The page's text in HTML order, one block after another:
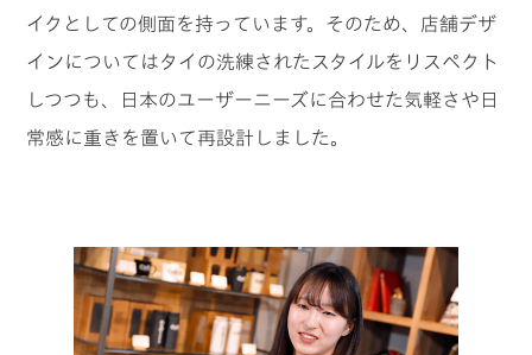
イクとしての側面を持っています。そのため、店舗デザ
インについてはタイの洗練されたスタイルをリスペクト
しつつも、日本のユーザーニーズに合わせた気軽さや日
常感に重きを置いて再設計しました。